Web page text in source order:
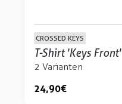
CROSSED KEYS
T-Shirt 'Keys Front'
2 Varianten
24,90 €